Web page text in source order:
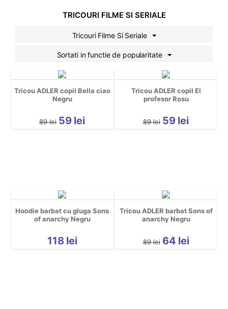
Halloween
Personaje
TRICOURI FILME SI SERIALE
Tricouri Filme Si Seriale
Sortati in functie de popularitate
Tricou ADLER copil Bella ciao
Negru
89 lei 59 lei
Tricou ADLER copil El
profesor Rosu
89 lei 59 lei
Hoodie barbat cu gluga Sons
of anarchy Negru
118 lei
Tricou ADLER barbat Sons of
anarchy Negru
89 lei 64 lei